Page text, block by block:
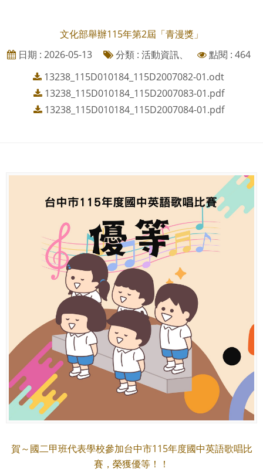
文化部舉辦115年第2屆「青漫獎」
日期 : 2026-05-13
分類 : 活動資訊、
點閱 : 464
13238_115D010184_115D2007082-01.odt
13238_115D010184_115D2007083-01.pdf
13238_115D010184_115D2007084-01.pdf
賀～國二甲班代表學校參加台中市115年度國中英語歌唱比
賽，榮獲優等！！